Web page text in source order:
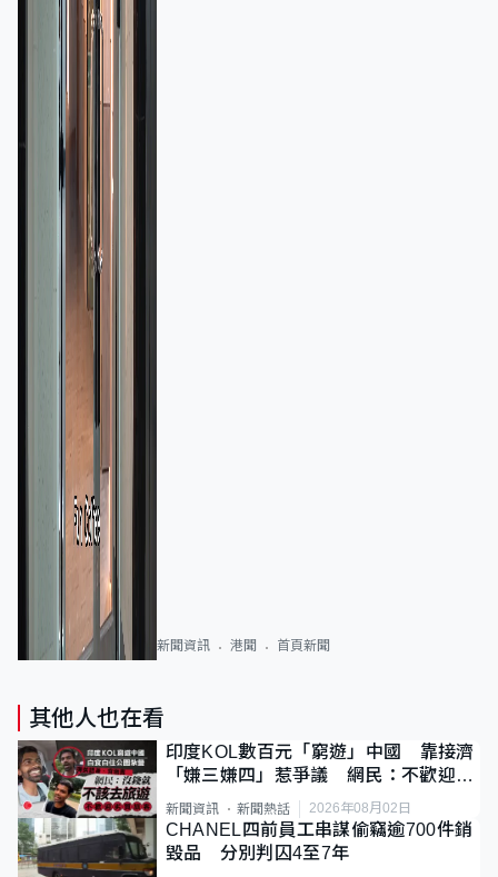
新聞資訊 港聞 首頁新聞
其他人也在看
印度KOL數百元「窮遊」中國 靠接濟
「嫌三嫌四」惹爭議 網民：不歡迎劣
質旅客
新聞資訊 新聞熱話 2026年08月02日
CHANEL四前員工串謀偷竊逾700件銷
毀品 分別判囚4至7年